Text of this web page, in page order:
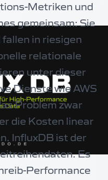
Metriken und
gemeinsam: Sie
in riesigen
relationale
unter dieser
Dienste wie AWS
Problem zwar
die Kosten linear
InfluxDB ist der
Es
Performance